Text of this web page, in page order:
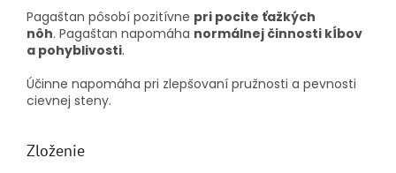
Pagaštan pôsobí pozitívne pri pocite ťažkých
nôh. Pagaštan napomáha normálnej činnosti kĺbov
a pohyblivosti.
Účinne napomáha pri zlepšovaní pružnosti a pevnosti
cievnej steny.
Zloženie